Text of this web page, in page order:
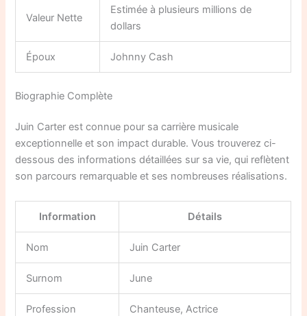
Valeur Nette
Estimée à plusieurs millions de
dollars
Époux Johnny Cash
Biographie Complète
Juin Carter est connue pour sa carrière musicale
exceptionnelle et son impact durable. Vous trouverez ci-
dessous des informations détaillées sur sa vie, qui reflètent
son parcours remarquable et ses nombreuses réalisations.
Information Détails
Nom Juin Carter
Surnom June
Profession Chanteuse, Actrice